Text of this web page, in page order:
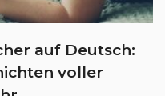
auf Deutsch:
voller